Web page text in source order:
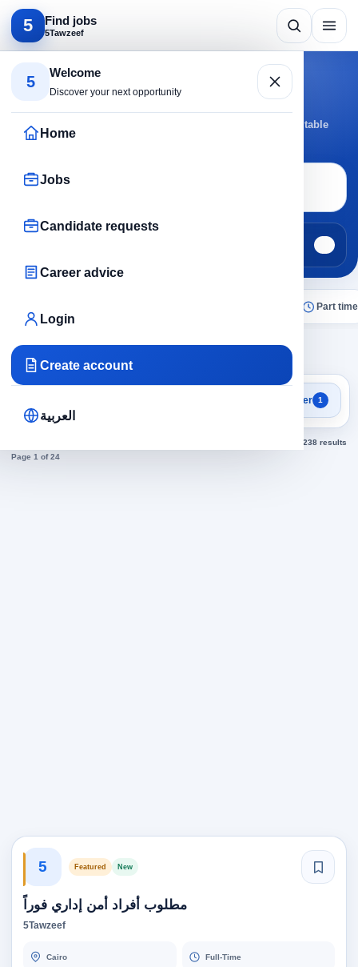
5 Find jobs
5Tawzeef
5
Welcome
Discover your next opportunity
Home
Jobs
Candidate requests
Career advice
Login
Create account
العربية
Search by specialty
Security jobs
Browse Security jobs by active cities and roles to reach suitable
opportunities faster.
Part time
Security× Clear all
Focused search results
Security jobs Filter 1
238 results
Page 1 of 24
5 Featured New
مطلوب أفراد أمن إداري فوراً
5Tawzeef
Cairo Full-Time